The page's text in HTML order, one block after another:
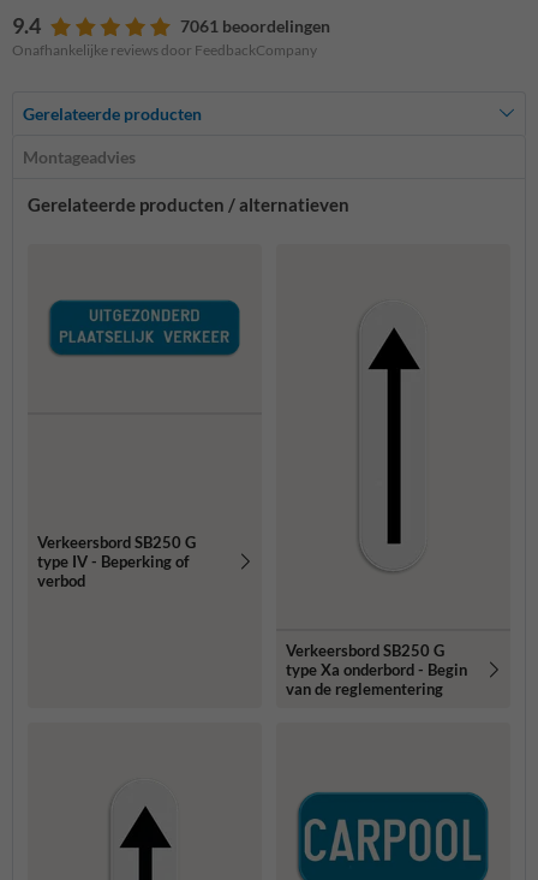
9.4 7061 beoordelingen
Onafhankelijke reviews door FeedbackCompany
Gerelateerde producten
Montageadvies
Gerelateerde producten / alternatieven
Verkeersbord SB250 G
type IV - Beperking of
verbod
Verkeersbord SB250 G
type Xa onderbord - Begin
van de reglementering